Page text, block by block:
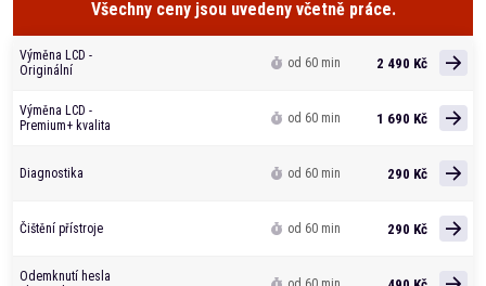
Všechny ceny jsou uvedeny včetně práce.
Výměna LCD -
Originální
od 60 min 2 490 Kč
Výměna LCD -
Premium+ kvalita
od 60 min 1 690 Kč
Diagnostika od 60 min 290 Kč
Čištění přístroje od 60 min 290 Kč
Odemknutí hesla